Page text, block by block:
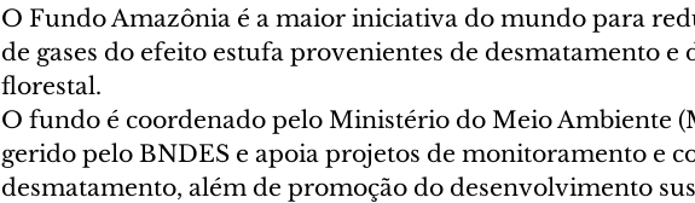
O Fundo Amazônia é a maior iniciativa do mundo para
de gases do efeito estufa provenientes de desmatamento e
florestal.
O fundo é coordenado pelo Ministério do Meio Ambiente
gerido pelo BNDES e apoia projetos de monitoramento e
desmatamento, além de promoção do desenvolvimento